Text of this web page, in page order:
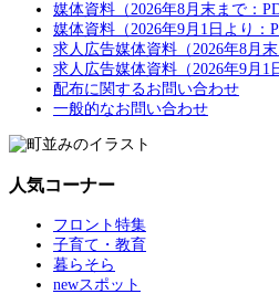
媒体資料（2026年8月末まで：
媒体資料（2026年9月1日より：
求人広告媒体資料（2026年8月末
求人広告媒体資料（2026年9月1
配布に関するお問い合わせ
一般的なお問い合わせ
人気コーナー
フロント特集
子育て・教育
暮らそら
newスポット